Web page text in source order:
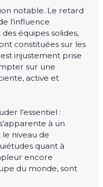
notable. Le retard
l’influence
équipes solides,
constituées sur les
est injustement prise
sur une
active et
l’essentiel :
à un
le niveau de
quant à
encore
du monde, sont